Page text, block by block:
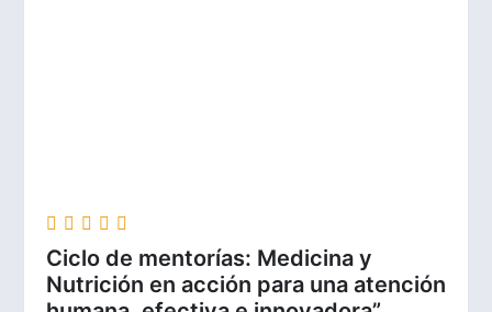
Ciclo de mentorías: Medicina y
Nutrición en acción para una atención